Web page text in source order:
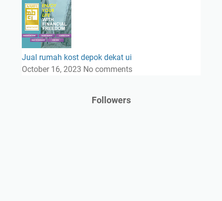
Jual rumah kost depok dekat ui
October 16, 2023 No comments
Followers